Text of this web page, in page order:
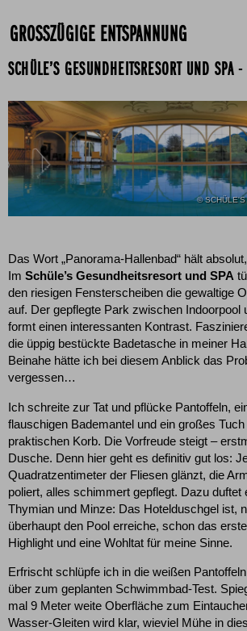
GROSSZÜGIGE ENTSPANNUNG
SCHÜLE’S GESUNDHEITSRESORT UND SPA
©
Das Wort „Panorama-Hallenbad“ hält
Im Schüle’s Gesundheitsresort und SPA
den riesigen Fensterscheiben die gewaltige
auf. Der gepflegte Park zwischen Indoorpool
formt einen interessanten Kontrast.
die üppig bestückte Badetasche in meiner
Beinahe hätte ich bei diesem Anblick das
vergessen…
Ich schreite zur Tat und pflücke Pantoffeln,
flauschigen Bademantel und ein großes
praktischen Korb. Die Vorfreude steigt –
Dusche. Denn hier geht es definitiv gut los:
Quadratzentimeter der Fliesen glänzt, die
poliert, alles schimmert gepflegt. Dazu duftet
Thymian und Minze: Das Hotelduschgel ist,
überhaupt den Pool erreiche, schon das
Highlight und eine Wohltat für meine Sinne.
Erfrischt schlüpfe ich in die weißen
über zum geplanten Schwimmbad-Test.
mal 9 Meter weite Oberfläche zum
Wasser-Gleiten wird klar, wieviel Mühe in